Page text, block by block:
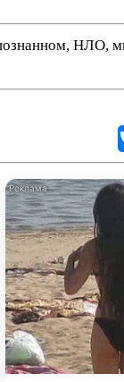
НЛО,